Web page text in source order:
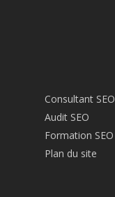
Consultant SEO
Audit SEO
Formation SEO
Plan du site